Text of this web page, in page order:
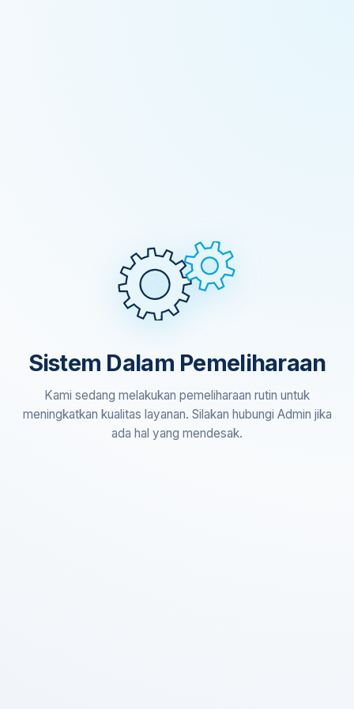
Sistem Dalam Pemeliharaan
Kami sedang melakukan pemeliharaan rutin untuk
meningkatkan kualitas layanan. Silakan hubungi Admin jika
ada hal yang mendesak.